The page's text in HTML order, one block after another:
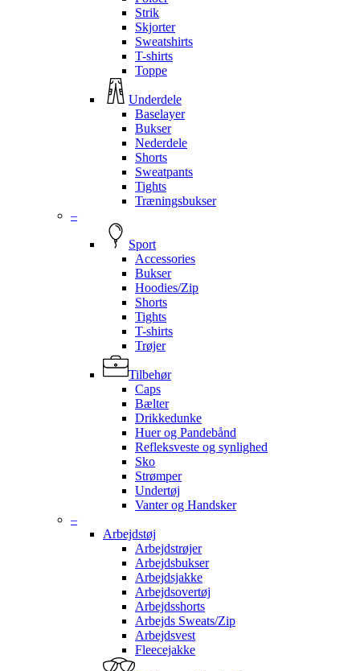
Strik
Skjorter
Sweatshirts
T-shirts
Toppe
Underdele
Baselayer
Bukser
Nederdele
Shorts
Sweatpants
Tights
Træningsbukser
–
Sport
Accessories
Bukser
Hoodies/Zip
Shorts
Tights
T-shirts
Trøjer
Tilbehør
Caps
Bælter
Drikkedunke
Huer og Pandebånd
Refleksveste og synlighed
Sko
Strømper
Undertøj
Vanter og Handsker
–
Arbejdstøj
Arbejdstrøjer
Arbejdsbukser
Arbejdsjakke
Arbejdsovertøj
Arbejdsshorts
Arbejds Sweats/Zip
Arbejdsvest
Fleecejakke